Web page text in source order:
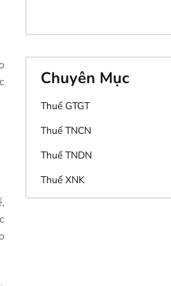
Chuyên Mục
Thuế GTGT
Thuế TNCN
Thuế TNDN
Thuế XNK